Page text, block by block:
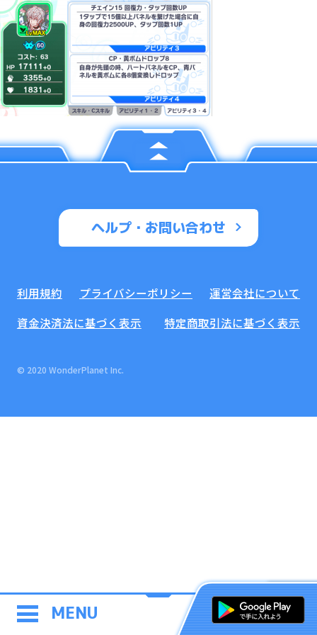
MENU
ヘルプ・お問い合わせ
利用規約 プライバシーポリシー
運営会社について
資金決済法に基づく表示
特定商取引法に基づく表示
© 2020 WonderPlanet Inc.